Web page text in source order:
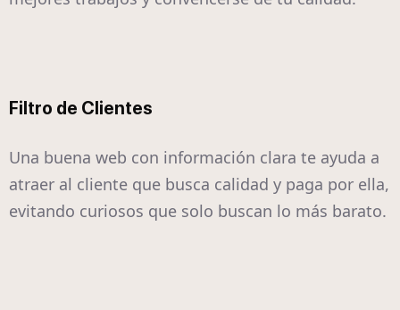
Filtro de Clientes
Una buena web con información clara te ayuda a
atraer al cliente que busca calidad y paga por ella,
evitando curiosos que solo buscan lo más barato.